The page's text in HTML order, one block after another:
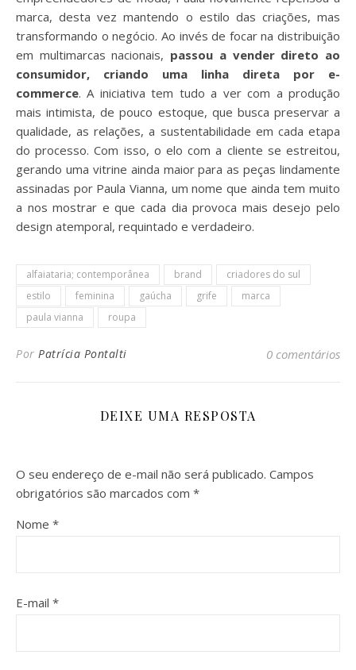
marca, desta vez mantendo o estilo das criações, mas
transformando o negócio. Ao invés de focar na distribuição
em multimarcas nacionais, passou a vender direto ao
consumidor, criando uma linha direta por e-
commerce. A iniciativa tem tudo a ver com a produção
mais intimista, de pouco estoque, que busca preservar a
qualidade, as relações, a sustentabilidade em cada etapa
do processo. Com isso, o elo com a cliente se estreitou,
gerando uma vitrine ainda maior para as peças lindamente
assinadas por Paula Vianna, um nome que ainda tem muito
a nos mostrar e que cada dia provoca mais desejo pelo
design atemporal, requintado e verdadeiro.
alfaiataria; contemporânea brand
criadores do sul
estilo
feminina gaúcha grife
marca
paula vianna
roupa
Por Patrícia Pontalti 0 comentários
DEIXE UMA RESPOSTA
O seu endereço de e-mail não será publicado. Campos
obrigatórios são marcados com *
Nome *
E-mail *